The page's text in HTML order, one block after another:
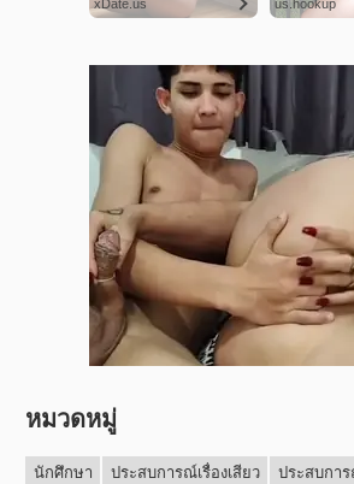
หมวดหมู่
นักศึกษา ประสบการณ์เรื่องเสียว ประสบกา